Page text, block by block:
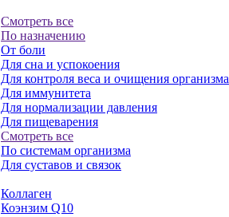
Смотреть все
По назначению
От боли
Для сна и успокоения
Для контроля веса и очищения организма
Для иммунитета
Для нормализации давления
Для пищеварения
Смотреть все
По системам организма
Для суставов и связок
Коллаген
Коэнзим Q10